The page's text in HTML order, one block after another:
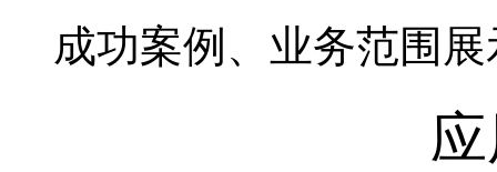
成功案例、业务范围展